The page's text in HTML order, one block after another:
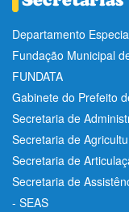
Departamento
Fundação Municipal
FUNDATA
Gabinete do Prefeito
Secretaria de
Secretaria de
Secretaria de
Secretaria de
- SEAS